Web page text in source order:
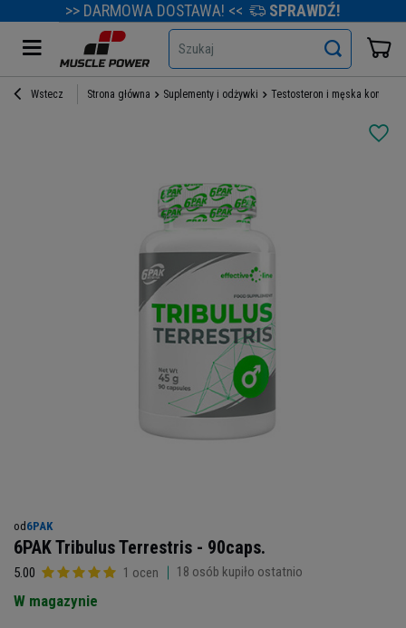
>> DARMOWA DOSTAWA! << SPRAWDŹ!
Szukaj
Wstecz Strona główna Suplementy i odżywki Testosteron i męska kondycja
od 6PAK
6PAK Tribulus Terrestris - 90caps.
5.00 1 ocen 18 osób kupiło ostatnio
W magazynie